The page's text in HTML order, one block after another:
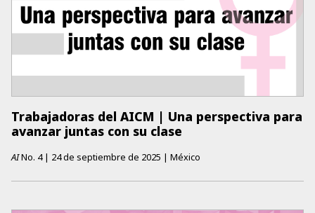
Trabajadoras del AICM | Una perspectiva para
avanzar juntas con su clase
AINo. 4 | 24 de septiembre de 2025 | México